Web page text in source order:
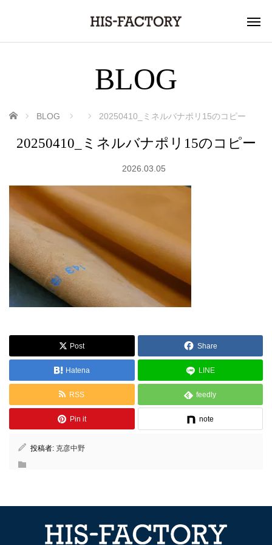
BLOG
ホーム BLOG 20250410_ミネルバナポリ15のコピー
20250410_ミネルバナポリ15のコピー
2026.03.05
Post Share
Hatena LINE
RSS feedly
Pin it note
投稿者: 克彦中野